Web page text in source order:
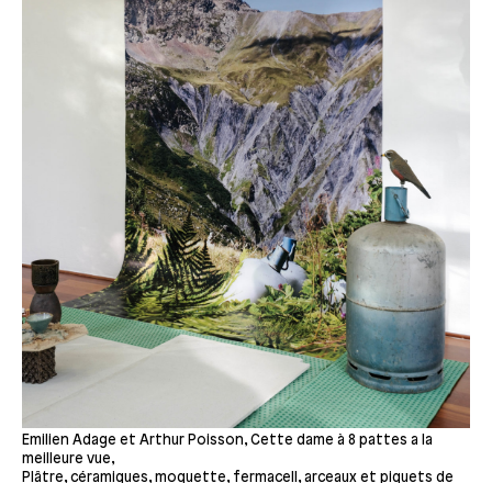
Emilien Adage et Arthur Poisson, Cette dame à 8 pattes a la
meilleure vue,
Plâtre, céramiques, moquette, fermacell, arceaux et piquets de